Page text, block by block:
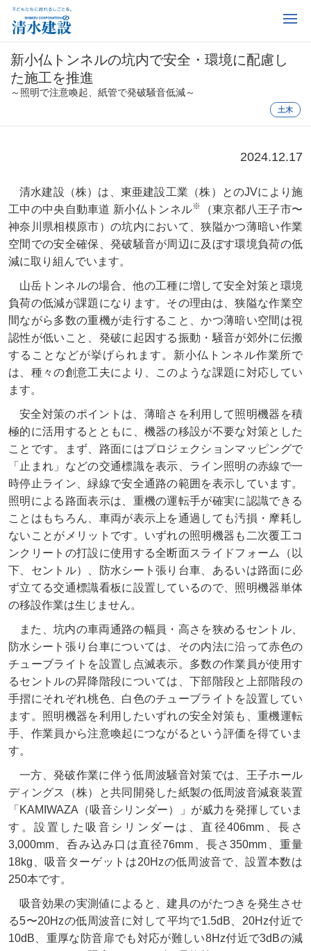
新小仏トンネルの坑内で安全・環境に配慮し
た施工を推進
～照明で注意喚起、紙管で発破騒音低減～
土木
2024.12.17
清水建設（株）は、東亜建設工業（株）とのJVにより施
工中の中央自動車道 新小仏トンネル※
（東京都八王子市〜
神奈川県相模原市）の坑内において、狭隘かつ薄暗い作業
空間での安全確保、発破騒音が周辺に及ぼす環境負荷の低
減に取り組んでいます。
山岳トンネルの場合、他の工種に増して安全対策と環境
負荷の低減が課題になります。その理由は、狭隘な作業空
間ながら多数の重機が走行すること、かつ薄暗い空間は視
認性が低いこと、発破に起因する振動・騒音が郊外に伝搬
することなどが挙げられます。新小仏トンネル作業所で
は、種々の創意工夫により、このような課題に対応してい
ます。
安全対策のポイントは、薄暗さを利用して照明機器を積
極的に活用するとともに、機器の移設が不要な対策とした
ことです。まず、路面にはプロジェクションマッピングで
「止まれ」などの交通標識を表示、ライン照明の赤線で一
時停止ライン、緑線で安全通路の範囲を表示しています。
照明による路面表示は、重機の運転手が確実に認識できる
ことはもちろん、車両が表示上を通過しても汚損・摩耗し
ないことがメリットです。いずれの照明機器も二次覆工コ
ンクリートの打設に使用する全断面スライドフォーム（以
下、セントル）、防水シート張り台車、あるいは路面に必
ず立てる交通標識看板に設置しているので、照明機器単体
の移設作業は生じません。
また、坑内の車両通路の幅員・高さを狭めるセントル、
防水シート張り台車については、その内法に沿って赤色の
チューブライトを設置し点滅表示。多数の作業員が使用す
るセントルの昇降階段については、下部階段と上部階段の
手摺にそれぞれ桃色、白色のチューブライトを設置してい
ます。照明機器を利用したいずれの安全対策も、重機運転
手、作業員から注意喚起につながるという評価を得ていま
す。
一方、発破作業に伴う低周波騒音対策では、王子ホール
ディングス（株）と共同開発した紙製の低周波音減衰装置
「KAMIWAZA（吸音シリンダー）」が威力を発揮していま
す。設置した吸音シリンダーは、直径406mm、長さ
3,000mm、呑み込み口は直径76mm、長さ350mm、重量
18kg、吸音ターゲットは20Hzの低周波音で、設置本数は
250本です。
吸音効果の実測値によると、建具のがたつきを発生させ
る5〜20Hzの低周波音に対して平均で1.5dB、20Hz付近で
10dB、重厚な防音扉でも対応が難しい8Hz付近で3dBの減